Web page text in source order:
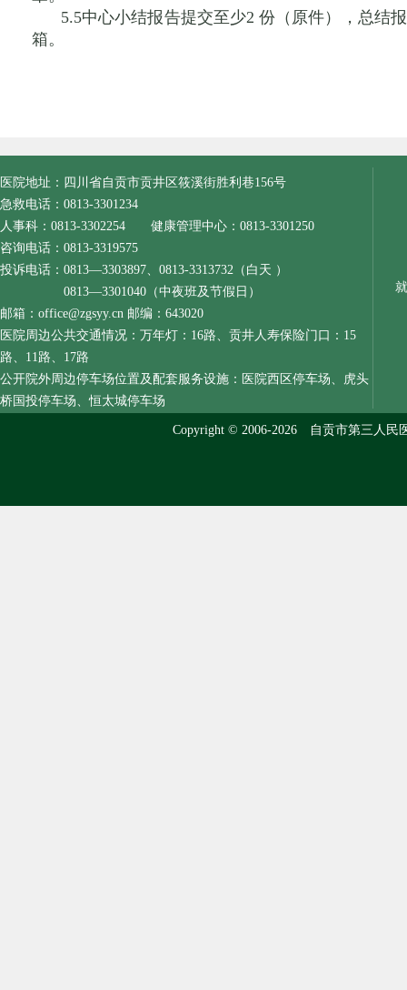
5.5中心小结报告提交至少2 份（原件），总结
箱。
医院地址：四川省自贡市贡井区筱溪街胜利巷156号
急救电话：0813-3301234
人事科：0813-3302254 健康管理中心：0813-3301250
咨询电话：0813-3319575
投诉电话：0813—3303897、0813-3313732（白天 ）
0813—3301040（中夜班及节假日）
邮箱：office@zgsyy.cn 邮编：643020
医院周边公共交通情况：万年灯：16路、贡井人寿保险门口：15
路、11路、17路
公开院外周边停车场位置及配套服务设施：医院西区停车场、虎头
桥国投停车场、恒太城停车场
Copyright © 2006-2026 自贡市第三人